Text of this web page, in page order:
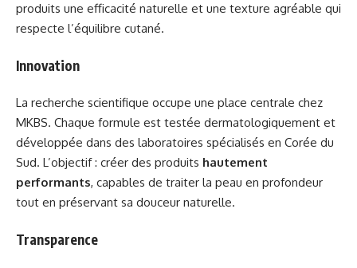
produits une efficacité naturelle et une texture agréable qui
respecte l’équilibre cutané.
Innovation
La recherche scientifique occupe une place centrale chez
MKBS. Chaque formule est testée dermatologiquement et
développée dans des laboratoires spécialisés en Corée du
Sud. L’objectif : créer des produits hautement
performants, capables de traiter la peau en profondeur
tout en préservant sa douceur naturelle.
Transparence